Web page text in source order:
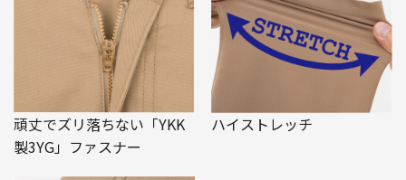
頑丈でズリ落ちない「YKK
製3YG」ファスナー
ハイストレッチ